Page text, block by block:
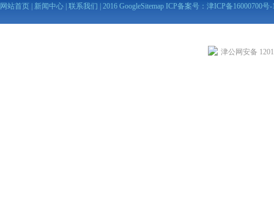
网站首页 新闻中心 联系我们 | 2016 GoogleSitemap ICP备案号： 津ICP备16000700号-
津公网安备